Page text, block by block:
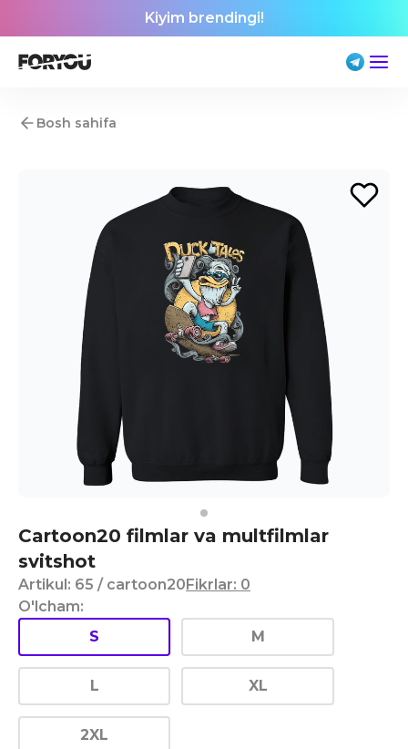
Kiyim brendingi!
Bosh sahifa
Cartoon20 filmlar va multfilmlar
svitshot
Artikul: 65 / cartoon20Fikrlar: 0
O'lcham:
S
M
L XL
2XL